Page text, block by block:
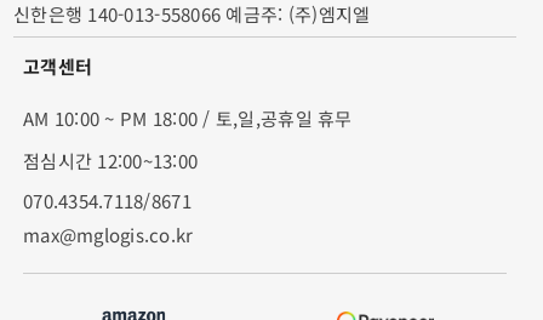
신한은행 140-013-558066 예금주: (주)엠지엘
고객센터
AM 10:00 ~ PM 18:00 / 토,일,공휴일 휴무
점심시간 12:00~13:00
070.4354.7118/8671
max@mglogis.co.kr